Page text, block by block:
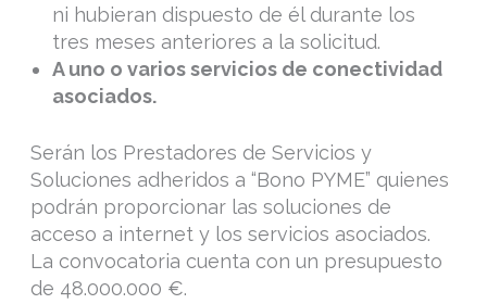
ni hubieran dispuesto de él durante los
tres meses anteriores a la solicitud.
A uno o varios servicios de conectividad
asociados.
Serán los Prestadores de Servicios y
Soluciones adheridos a “Bono PYME” quienes
podrán proporcionar las soluciones de
acceso a internet y los servicios asociados.
La convocatoria cuenta con un presupuesto
de 48.000.000 €.